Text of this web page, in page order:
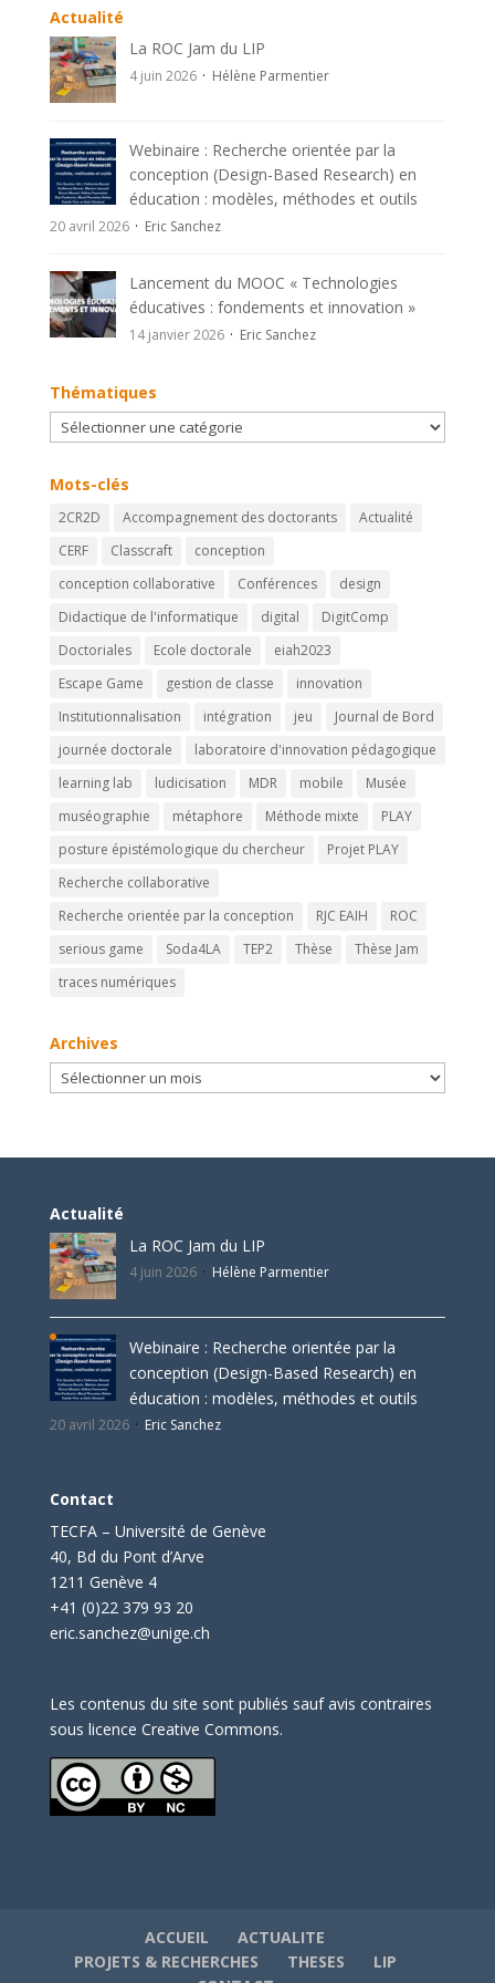
n
a
t
i
v
e
:
Actualité
La ROC Jam du LIP
4 juin 2026 Hélène Parmentier
Webinaire : Recherche orientée par la
conception (Design-Based Research) en
éducation : modèles, méthodes et outils
20 avril 2026 Eric Sanchez
Lancement du MOOC « Technologies
éducatives : fondements et innovation »
14 janvier 2026 Eric Sanchez
Thématiques
Thématiques
Mots-clés
2CR2D Accompagnement des doctorants
Actualité
CERF
Classcraft
conception
conception collaborative
Conférences
design
Didactique de l'informatique
digital
DigitComp
Doctoriales
Ecole doctorale
eiah2023
Escape Game
gestion de classe
innovation
Institutionnalisation
intégration jeu
Journal de Bord
journée doctorale
laboratoire d'innovation pédagogique
learning lab
ludicisation MDR mobile
Musée
muséographie
métaphore Méthode mixte
PLAY
posture épistémologique du chercheur
Projet PLAY
Recherche collaborative
Recherche orientée par la conception
RJC EAIH
ROC
serious game
Soda4LA TEP2 Thèse
Thèse Jam
traces numériques
Archives
Archives
Actualité
La ROC Jam du LIP
4 juin 2026 Hélène Parmentier
Webinaire : Recherche orientée par la
conception (Design-Based Research) en
éducation : modèles, méthodes et outils
20 avril 2026 Eric Sanchez
Contact
TECFA – Université de Genève
40, Bd du Pont d’Arve
1211 Genève 4
+41 (0)22 379 93 20
eric.sanchez@unige.ch
Les contenus du site sont publiés sauf avis contraires
sous licence Creative Commons.
ACCUEIL
ACTUALITE
PROJETS & RECHERCHES
THESES
LIP